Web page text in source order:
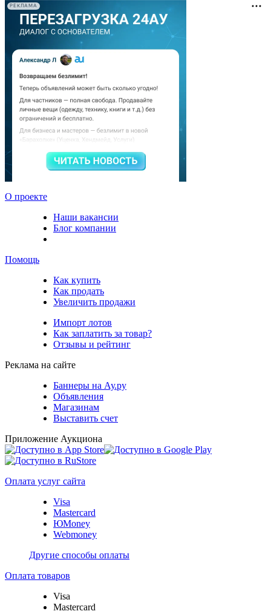
РЕКЛАМА
О проекте
Наши вакансии
Блог компании
Помощь
Как купить
Как продать
Увеличить продажи
Импорт лотов
Как заплатить за товар?
Отзывы и рейтинг
Реклама на сайте
Баннеры на Ау.ру
Объявления
Магазинам
Выставить счет
Приложение Аукциона
Оплата услуг сайта
Visa
Mastercard
ЮMoney
Webmoney
Другие способы оплаты
Оплата товаров
Visa
Mastercard